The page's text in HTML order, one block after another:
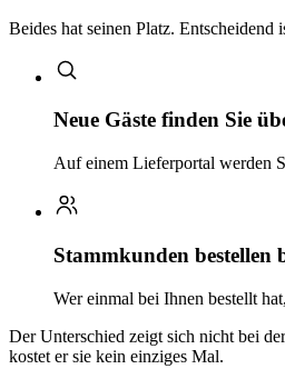
Beides hat seinen Platz.
Neue Gäste finden Sie
Auf einem Lieferportal werden
Stammkunden bestellen
Wer einmal bei Ihnen bestellt
Der Unterschied zeigt sich nicht bei
kostet er sie kein einziges Mal.